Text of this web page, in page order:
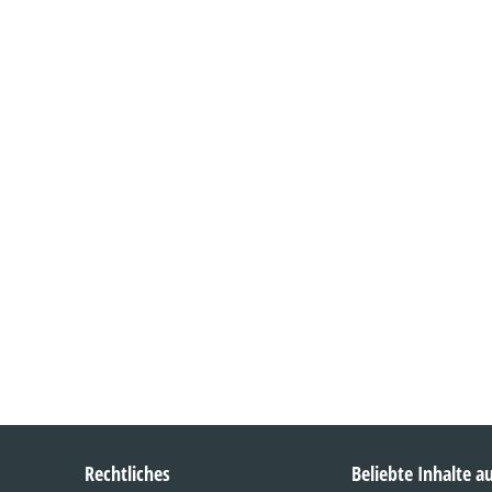
Rechtliches Beliebte Inhalte